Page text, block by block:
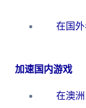
加速国内游戏